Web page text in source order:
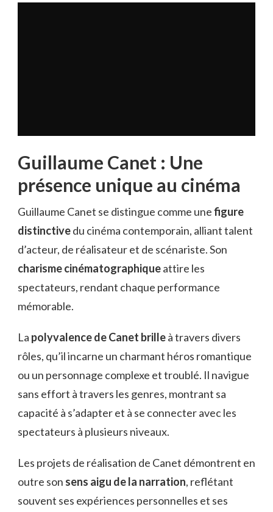
Guillaume Canet : Une
présence unique au cinéma
Guillaume Canet se distingue comme unefigure
distinctivedu cinéma contemporain, alliant talent
d’acteur, de réalisateur et de scénariste. Son
charisme cinématographiqueattire les
spectateurs, rendant chaque performance
mémorable.
La polyvalence de Canet brilleà travers divers
rôles, qu’il incarne un charmant héros romantique
ou un personnage complexe et troublé. Il navigue
sans effort à travers les genres, montrant sa
capacité à s’adapter et à se connecter avec les
spectateurs à plusieurs niveaux.
Les projets de réalisation de Canet démontrent en
outre son sens aigu de la narration, reflétant
souvent ses expériences personnelles et ses